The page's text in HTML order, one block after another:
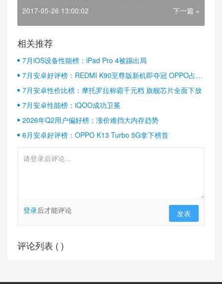
2017-05-26 13:00:02 下一篇 »
相关推荐
7月iOS设备性能榜：iPad Pro 4被踢出局
7月安卓好评榜：REDMI K90至尊版新机即夺冠 OPPO占据
半壁江山
7月安卓性价比榜：摩托罗拉称霸千元档 旗舰芯片全面下放
7月安卓性能榜：iQOO成功卫冕
2026年Q2用户偏好榜：涨价难挡大内存趋势
6月安卓好评榜：OPPO K13 Turbo 5G拿下榜首
登录后才能评论 发表
评论列表 ( )